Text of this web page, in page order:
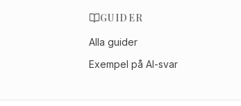
GUIDER
Alla guider
Exempel på AI-svar